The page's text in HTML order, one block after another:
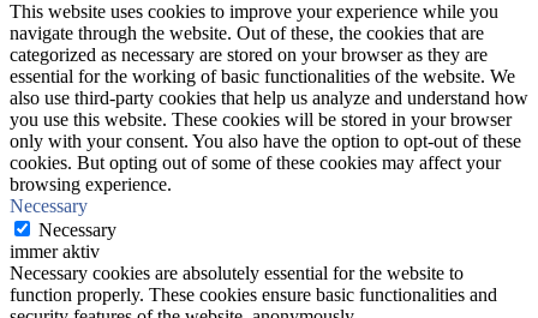
This website uses cookies to improve your experience while you
navigate through the website. Out of these, the cookies that are
categorized as necessary are stored on your browser as they are
essential for the working of basic functionalities of the website. We
also use third-party cookies that help us analyze and understand how
you use this website. These cookies will be stored in your browser
only with your consent. You also have the option to opt-out of these
cookies. But opting out of some of these cookies may affect your
browsing experience.
Necessary
Necessary
immer aktiv
Necessary cookies are absolutely essential for the website to
function properly. These cookies ensure basic functionalities and